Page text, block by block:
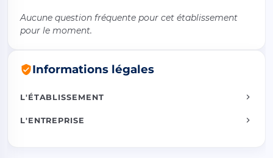
Aucune question fréquente pour cet établissement
pour le moment.
Informations légales
L'ÉTABLISSEMENT
L'ENTREPRISE